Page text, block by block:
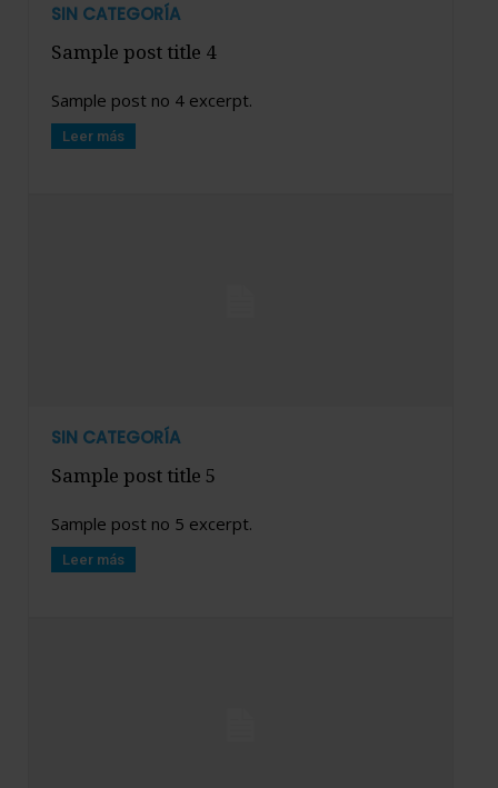
SIN CATEGORÍA
Sample post title 4
Sample post no 4 excerpt.
Leer más
SIN CATEGORÍA
Sample post title 5
Sample post no 5 excerpt.
Leer más